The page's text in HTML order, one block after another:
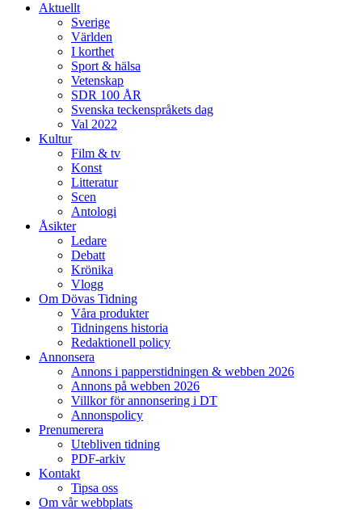
Aktuellt
Sverige
Världen
I korthet
Sport & hälsa
Vetenskap
SDR 100 ÅR
Svenska teckenspråkets dag
Val 2022
Kultur
Film & tv
Konst
Litteratur
Scen
Antologi
Åsikter
Ledare
Debatt
Krönika
Vlogg
Om Dövas Tidning
Våra produkter
Tidningens historia
Redaktionell policy
Annonsera
Annons i papperstidningen & webben 2026
Annons på webben 2026
Villkor för annonsering i DT
Annonspolicy
Prenumerera
Utebliven tidning
PDF-arkiv
Kontakt
Tipsa oss
Om vår webbplats